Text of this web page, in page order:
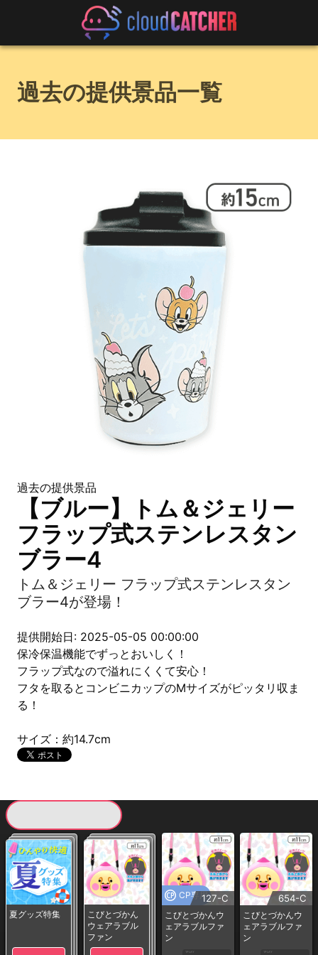
過去の提供景品一覧
過去の提供景品
【ブルー】トム＆ジェリー
フラップ式ステンレスタン
ブラー4
トム＆ジェリー フラップ式ステンレスタン
ブラー4が登場！
提供開始日: 2025-05-05 00:00:00
保冷保温機能でずっとおいしく！
フラップ式なので溢れにくくて安心！
フタを取るとコンビニカップのMサイズがピッタリ収ま
る！
サイズ：約14.7cm
夏グッズ特集
こびとづかん
ウェアラブル
ファン
CP専用127-C
こびとづかんウ
ェアラブルファ
ン
1PLAY
654-C
こびとづかんウ
ェアラブルファ
ン
1PLAY